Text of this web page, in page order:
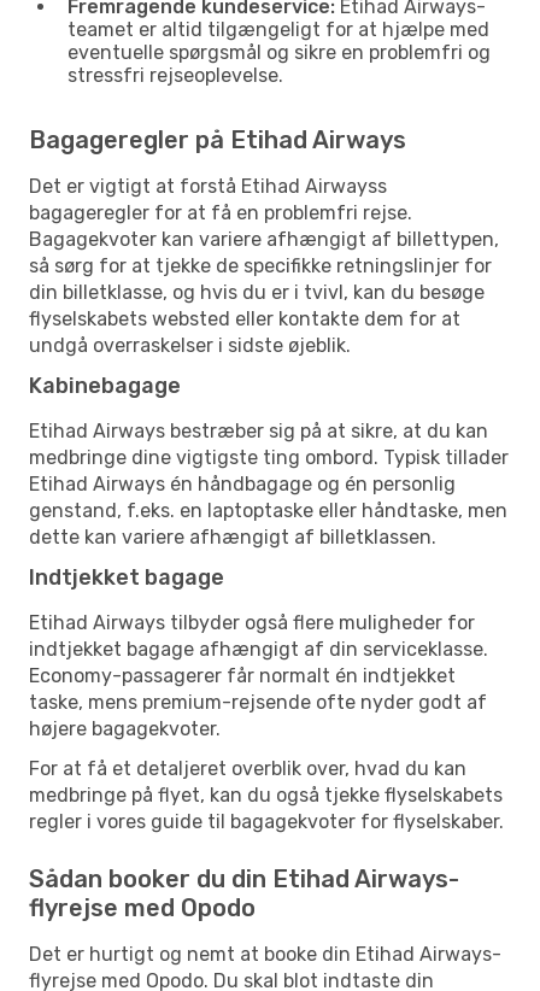
Fremragende kundeservice: Etihad Airways-
teamet er altid tilgængeligt for at hjælpe med
eventuelle spørgsmål og sikre en problemfri og
stressfri rejseoplevelse.
Bagageregler på Etihad Airways
Det er vigtigt at forstå Etihad Airwayss
bagageregler for at få en problemfri rejse.
Bagagekvoter kan variere afhængigt af billettypen,
så sørg for at tjekke de specifikke retningslinjer for
din billetklasse, og hvis du er i tvivl, kan du besøge
flyselskabets websted eller kontakte dem for at
undgå overraskelser i sidste øjeblik.
Kabinebagage
Etihad Airways bestræber sig på at sikre, at du kan
medbringe dine vigtigste ting ombord. Typisk tillader
Etihad Airways én håndbagage og én personlig
genstand, f.eks. en laptoptaske eller håndtaske, men
dette kan variere afhængigt af billetklassen.
Indtjekket bagage
Etihad Airways tilbyder også flere muligheder for
indtjekket bagage afhængigt af din serviceklasse.
Economy-passagerer får normalt én indtjekket
taske, mens premium-rejsende ofte nyder godt af
højere bagagekvoter.
For at få et detaljeret overblik over, hvad du kan
medbringe på flyet, kan du også tjekke flyselskabets
regler i vores guide til bagagekvoter for flyselskaber.
Sådan booker du din Etihad Airways-
flyrejse med Opodo
Det er hurtigt og nemt at booke din Etihad Airways-
flyrejse med Opodo. Du skal blot indtaste din